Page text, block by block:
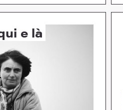
e là